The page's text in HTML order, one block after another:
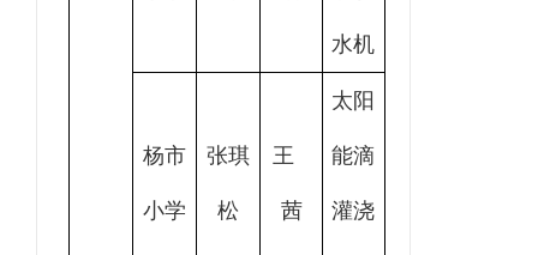
水机
杨市
小学
张琪
松
王
茜
太阳
能滴
灌浇